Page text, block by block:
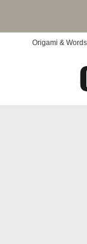
Origami &